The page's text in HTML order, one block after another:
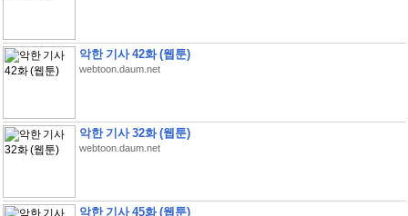
악한 기사 42화 (웹툰)
webtoon.daum.net
악한 기사 32화 (웹툰)
webtoon.daum.net
악한 기사 45화 (웹툰)